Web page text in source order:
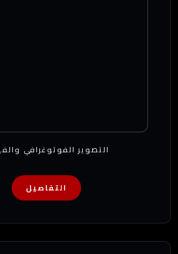
التصوير الفوتوغرافي
التفاصيل